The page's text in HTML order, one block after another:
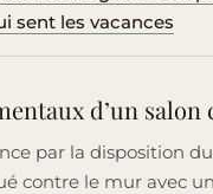
sent les vacances
d’un salon
par la disposition
contre le mur avec